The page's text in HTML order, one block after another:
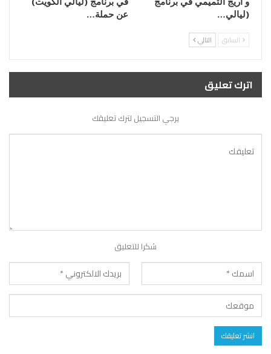
(ليالي…
عن حملة…
السابق التالي
اترك تعليق
يرجي التسجيل لترك تعليقك
شكرا للتعليق